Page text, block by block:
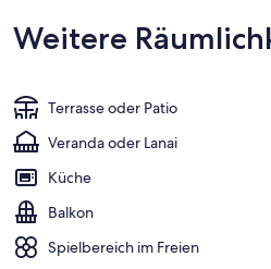
Weitere
Terrasse oder Patio
Veranda oder Lanai
Küche
Balkon
Spielbereich im Freien